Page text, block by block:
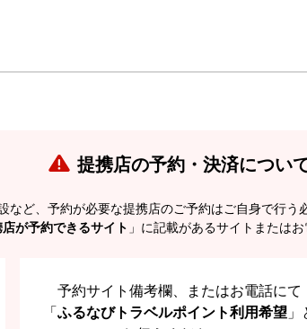
提携店の予約・決済につい
など、予約が必要な提携店のご予約はご自身で行う
が予約できるサイト 」に記載があるサイトまたは
予約サイト備考欄、またはお電話にて
「ふるなびトラベルポイント利用希望 」